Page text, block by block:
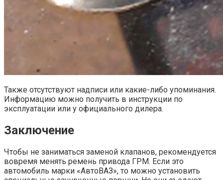
Также отсутствуют надписи или какие-либо упоминания.
Информацию можно получить в инструкции по
эксплуатации или у официального дилера.
Заключение
Чтобы не заниматься заменой клапанов, рекомендуется
вовремя менять ремень привода ГРМ. Если это
автомобиль марки «АвтоВАЗ», то можно установить